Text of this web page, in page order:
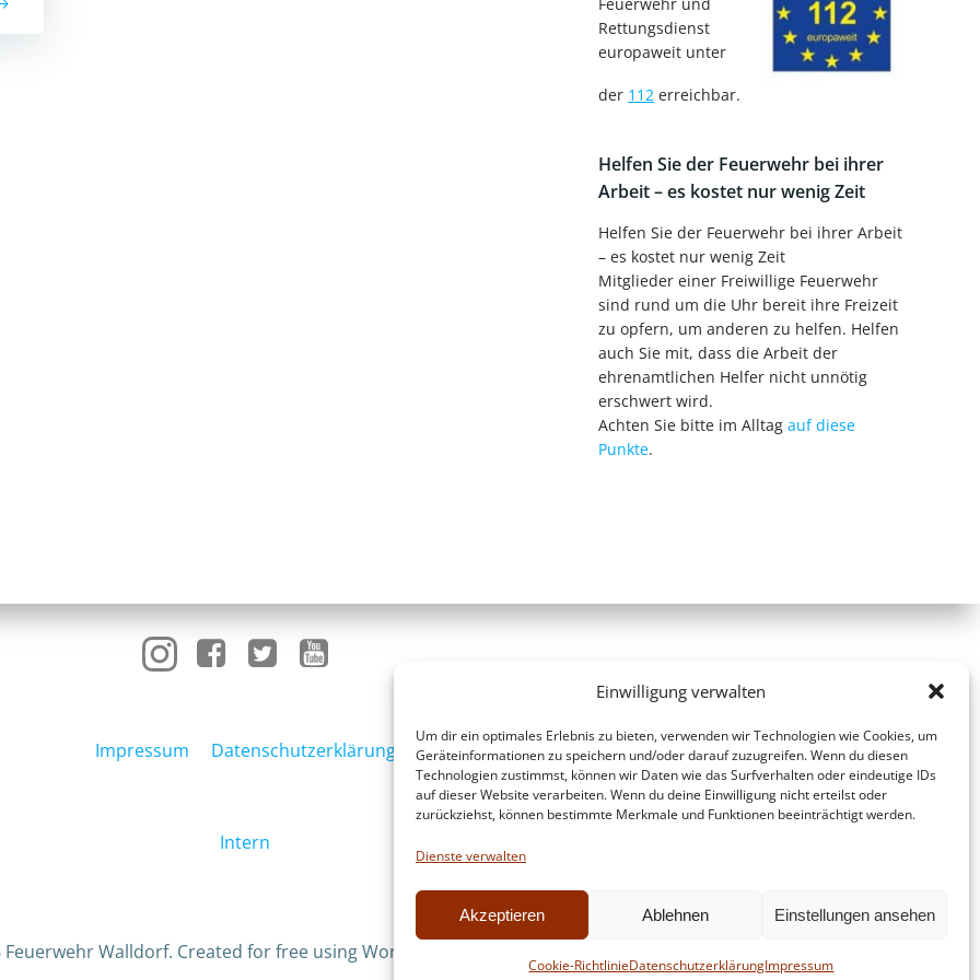
Einwilligung verwalten
Um dir ein optimales Erlebnis zu bieten, verwenden wir Technologien wie Cookies, um
Geräteinformationen zu speichern und/oder darauf zuzugreifen. Wenn du diesen
Technologien zustimmst, können wir Daten wie das Surfverhalten oder eindeutige IDs
auf dieser Website verarbeiten. Wenn du deine Einwilligung nicht erteilst oder
zurückziehst, können bestimmte Merkmale und Funktionen beeinträchtigt werden.
Dienste verwalten
Akzeptieren Ablehnen Einstellungen ansehen
Cookie-RichtlinieDatenschutzerklärungImpressum
Rettungsdienst
europaweit unter
der 112 erreichbar.
Helfen Sie der Feuerwehr bei ihrer
Arbeit – es kostet nur wenig Zeit
Helfen Sie der Feuerwehr bei ihrer Arbeit
– es kostet nur wenig Zeit
Mitglieder einer Freiwillige Feuerwehr
sind rund um die Uhr bereit ihre Freizeit
zu opfern, um anderen zu helfen. Helfen
auch Sie mit, dass die Arbeit der
ehrenamtlichen Helfer nicht unnötig
erschwert wird.
Achten Sie bitte im Alltag auf diese
Punkte.
Impressum Datenschutzerklärung
Intern
Walldorf. Created for free using WordPress and